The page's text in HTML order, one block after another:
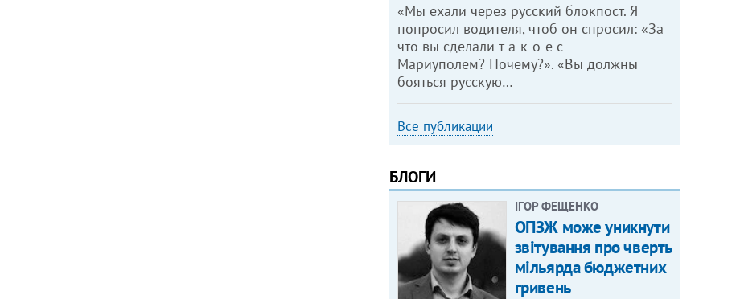
«Мы ехали через русский блокпост. Я
попросил водителя, чтоб он спросил: «За
что вы сделали т-а-к-о-е с
Мариуполем? Почему?». «Вы должны
бояться русскую…
Все публикации
БЛОГИ
ІГОР ФЕЩЕНКО
ОПЗЖ може уникнути
звітування про чверть
мільярда бюджетних
гривень